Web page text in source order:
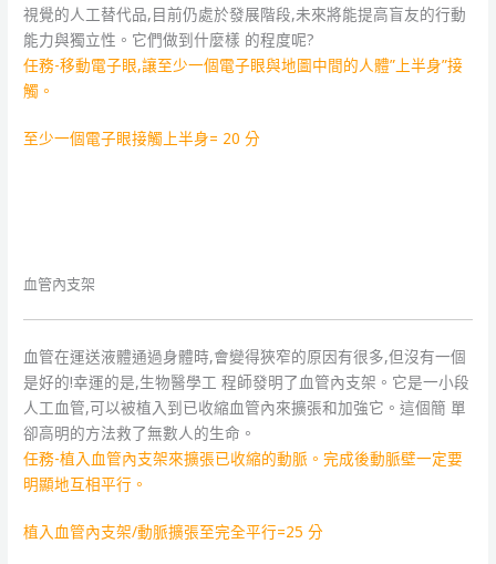
視覺的人工替代品,目前仍處於發展階段,未來將能提高盲友的行動
能力與獨立性。它們做到什麼樣 的程度呢?
任務-移動電子眼,讓至少一個電子眼與地圖中間的人體”上半身”接
觸。
至少一個電子眼接觸上半身= 20 分
血管內支架
血管在運送液體通過身體時,會變得狹窄的原因有很多,但沒有一個
是好的!幸運的是,生物醫學工 程師發明了血管內支架。它是一小段
人工血管,可以被植入到已收縮血管內來擴張和加強它。這個簡 單
卻高明的方法救了無數人的生命。
任務-植入血管內支架來擴張已收縮的動脈。完成後動脈壁一定要
明顯地互相平行。
植入血管內支架/動脈擴張至完全平行=25 分